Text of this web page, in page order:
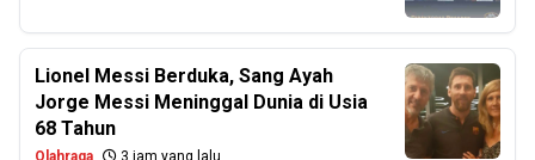
Lionel Messi Berduka, Sang Ayah
Jorge Messi Meninggal Dunia di Usia
68 Tahun